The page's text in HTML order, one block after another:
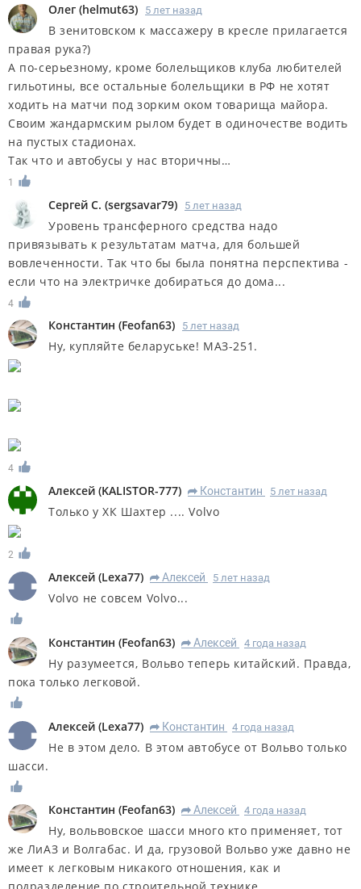
Олег (helmut63) 5 лет назад
В зенитовском к массажеру в кресле прилагается
правая рука?)
А по-серьезному, кроме болельщиков клуба любителей
гильотины, все остальные болельщики в РФ не хотят
ходить на матчи под зорким оком товарища майора.
Своим жандармским рылом будет в одиночестве водить
на пустых стадионах.
Так что и автобусы у нас вторичны…
1
Сергей С. (sergsavar79) 5 лет назад
Уровень трансферного средства надо
привязывать к результатам матча, для большей
вовлеченности. Так что бы была понятна перспектива -
если что на электричке добираться до дома...
4
Константин (Feofan63) 5 лет назад
Ну, купляйте беларуське! МАЗ-251.
4
Алексей (KALISTOR-777) R Константин 5 лет назад
Только у ХК Шахтер .... Volvo
2
Алексей (Lexa77) R Алексей 5 лет назад
Volvo не совсем Volvo...
Константин (Feofan63) R Алексей 4 года назад
Ну разумеется, Вольво теперь китайский. Правда,
пока только легковой.
Алексей (Lexa77) R Константин 4 года назад
Не в этом дело. В этом автобусе от Вольво только
шасси.
Константин (Feofan63) R Алексей 4 года назад
Ну, вольвовское шасси много кто применяет, тот
же ЛиАЗ и Волгабас. И да, грузовой Вольво уже давно не
имеет к легковым никакого отношения, как и